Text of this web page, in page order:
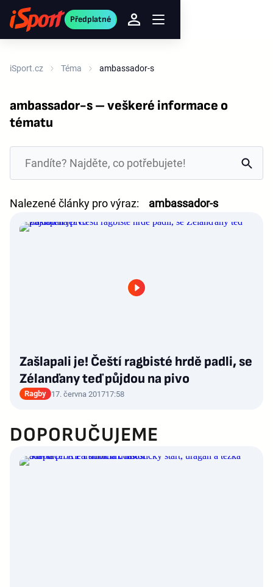
Předplatné
iSport.cz Téma ambassador-s
ambassador-s – veškeré informace o
tématu
Nalezené články pro výraz: ambassador-s
Zašlapali je! Čeští ragbisté hrdě padli, se
Zélanďany teď půjdou na pivo
Ragby 17. června 201717:58
DOPORUČUJEME